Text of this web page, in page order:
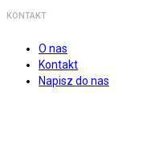
KONTAKT
O nas
Kontakt
Napisz do nas